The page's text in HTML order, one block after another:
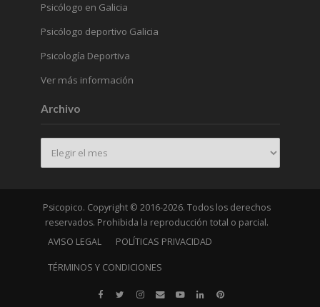
Psicólogo en Galicia
Psicólogo deportivo Galicia
Psicología Deportiva
Ver más información
Archivo
Psicopico. Copyright © 2016-2026. Todos los derechos
reservados. Prohibida la reproducción total o parcial.
AVISO LEGAL
POLÍTICAS PRIVACIDAD
TÉRMINOS Y CONDICIONES